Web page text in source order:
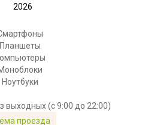
2026
Планшеты
Ноутбуки
выходных (с 9:00 до 22:00)
проезда